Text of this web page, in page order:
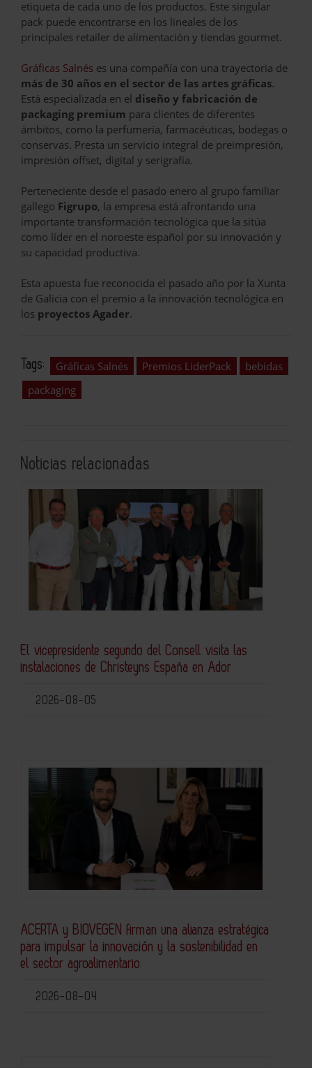
etiqueta de cada uno de los productos. Este singular
pack puede encontrarse en los lineales de los
principales retailer de alimentación y tiendas gourmet.
Gráficas Salnés es una compañía con una trayectoria de
más de 30 años en el sector de las artes gráficas.
Está especializada en el diseño y fabricación de
packaging premium para clientes de diferentes
ámbitos, como la perfumería, farmacéuticas, bodegas o
conservas. Presta un servicio integral de preimpresión,
impresión offset, digital y serigrafía.
Perteneciente desde el pasado enero al grupo familiar
gallego Figrupo, la empresa está afrontando una
importante transformación tecnológica que la sitúa
como líder en el noroeste español por su innovación y
su capacidad productiva.
Esta apuesta fue reconocida el pasado año por la Xunta
de Galicia con el premio a la innovación tecnológica en
los proyectos Agader.
Tags: Gráficas Salnés Premios LiderPack
bebidas
packaging
Noticias relacionadas
El vicepresidente segundo del Consell visita las
instalaciones de Christeyns España en Ador
2026-08-05
ACERTA y BIOVEGEN firman una alianza estratégica
para impulsar la innovación y la sostenibilidad en
el sector agroalimentario
2026-08-04